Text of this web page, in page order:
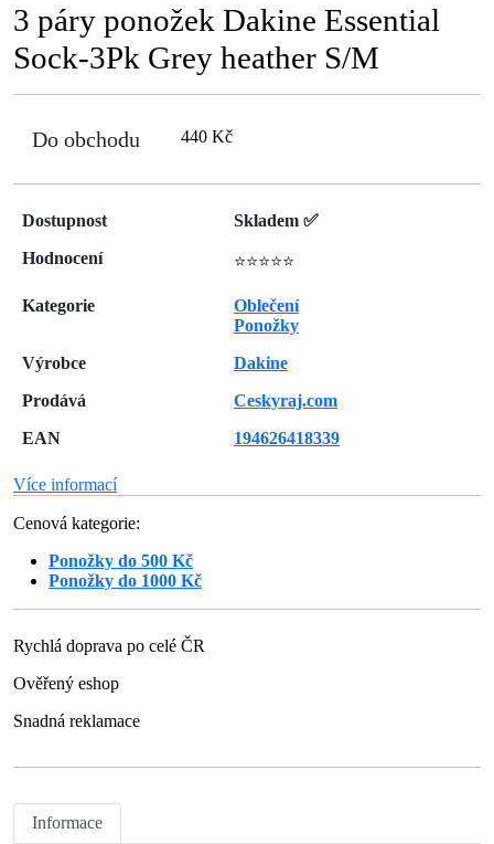
3 páry ponožek Dakine Essential
Sock-3Pk Grey heather S/M
Do obchodu 440 Kč
Dostupnost
Skladem ✅
Hodnocení
⭐⭐⭐⭐⭐
Kategorie
Oblečení
Ponožky
Výrobce
Dakine
Prodává
Ceskyraj.com
EAN
194626418339
Více informací
Cenová kategorie:
Ponožky do 500 Kč
Ponožky do 1000 Kč
Rychlá doprava po celé ČR
Ověřený eshop
Snadná reklamace
Informace